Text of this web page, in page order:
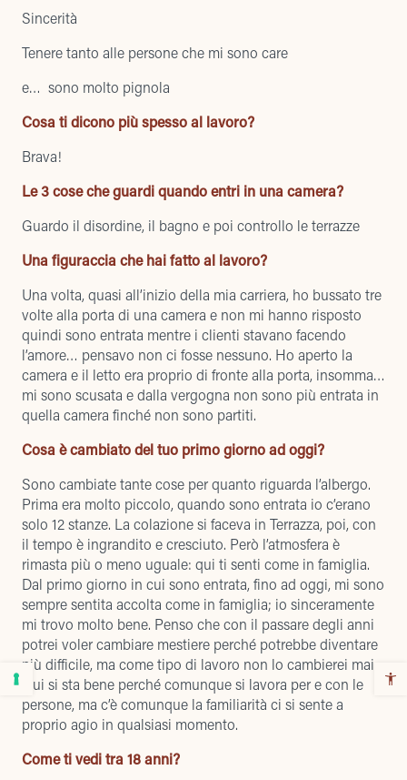
Sincerità
Tenere tanto alle persone che mi sono care
e… sono molto pignola
Cosa ti dicono più spesso al lavoro?
Brava!
Le 3 cose che guardi quando entri in una camera?
Guardo il disordine, il bagno e poi controllo le terrazze
Una figuraccia che hai fatto al lavoro?
Una volta, quasi all’inizio della mia carriera, ho bussato tre
volte alla porta di una camera e non mi hanno risposto
quindi sono entrata mentre i clienti stavano facendo
l’amore… pensavo non ci fosse nessuno. Ho aperto la
camera e il letto era proprio di fronte alla porta, insomma…
mi sono scusata e dalla vergogna non sono più entrata in
quella camera finché non sono partiti.
Cosa è cambiato del tuo primo giorno ad oggi?
Sono cambiate tante cose per quanto riguarda l’albergo.
Prima era molto piccolo, quando sono entrata io c’erano
solo 12 stanze. La colazione si faceva in Terrazza, poi, con
il tempo è ingrandito e cresciuto. Però l’atmosfera è
rimasta più o meno uguale: qui ti senti come in famiglia.
Dal primo giorno in cui sono entrata, fino ad oggi, mi sono
sempre sentita accolta come in famiglia; io sinceramente
mi trovo molto bene. Penso che con il passare degli anni
potrei voler cambiare mestiere perché potrebbe diventare
più difficile, ma come tipo di lavoro non lo cambierei mai.
Qui si sta bene perché comunque si lavora per e con le
persone, ma c’è comunque la familiarità ci si sente a
proprio agio in qualsiasi momento.
Come ti vedi tra 18 anni?